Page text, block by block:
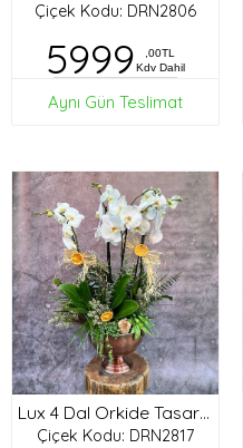
Çiçek Kodu: DRN2806
5999
,00TL
Kdv Dahil
Aynı Gün Teslimat
Lux 4 Dal Orkide Tasarım
Çiçek Kodu: DRN2817